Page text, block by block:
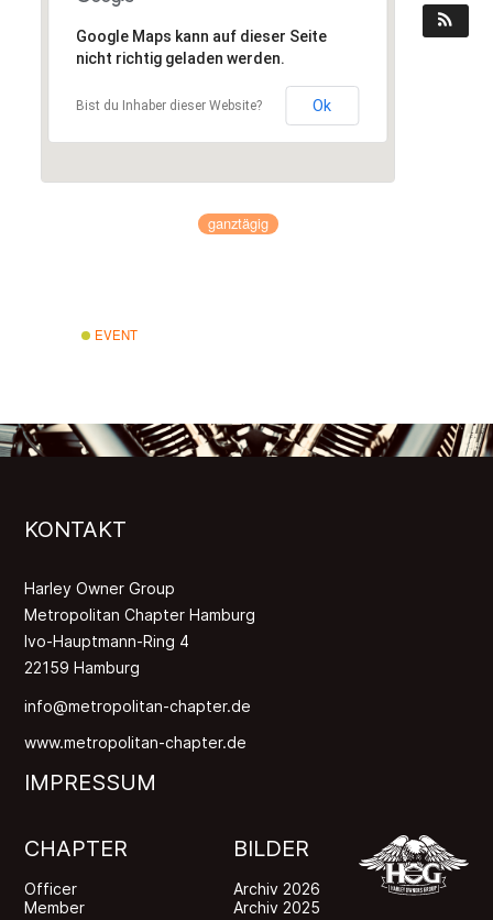
Google Maps kann auf dieser Seite
nicht richtig geladen werden.
Bist du Inhaber dieser Website? Ok
26. Oktober 2019 ganztägig
EVENT
KONTAKT
Harley Owner Group
Metropolitan Chapter Hamburg
Ivo-Hauptmann-Ring 4
22159 Hamburg
info@metropolitan-chapter.de
www.metropolitan-chapter.de
IMPRESSUM
CHAPTER
Officer
Member
BILDER
Archiv 2026
Archiv 2025